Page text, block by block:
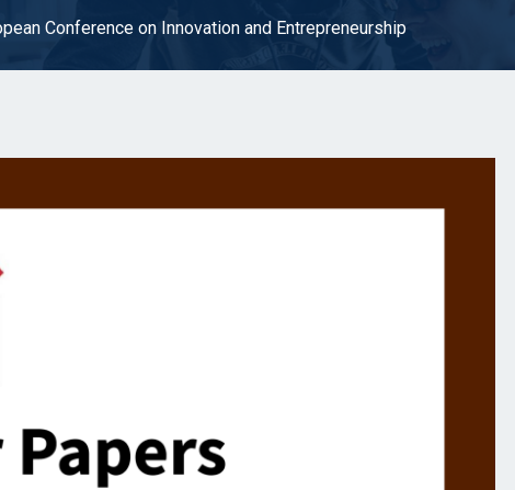
Conference on Innovation and Entrepreneurship